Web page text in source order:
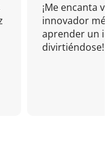
¡Me encanta
innovador
aprender un
divirtiéndose!